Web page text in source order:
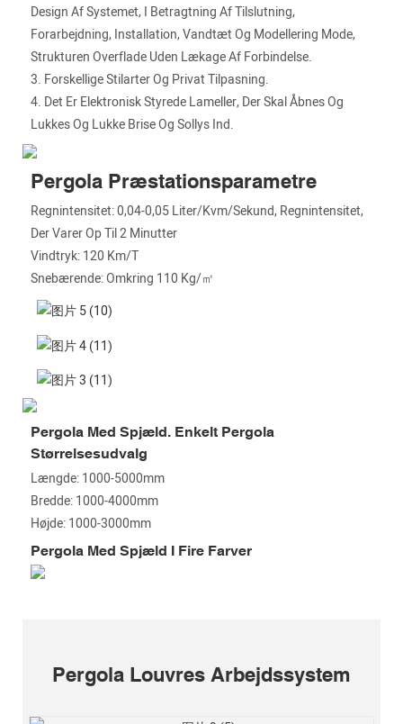
Design Af Systemet, I Betragtning Af Tilslutning,
Forarbejdning, Installation, Vandtæt Og Modellering Mode,
Strukturen Overflade Uden Lækage Af Forbindelse.
3. Forskellige Stilarter Og Privat Tilpasning.
4. Det Er Elektronisk Styrede Lameller, Der Skal Åbnes Og
Lukkes Og Lukke Brise Og Sollys Ind.
Pergola Præstationsparametre
Regnintensitet: 0,04-0,05 Liter/kvm/sekund, Regnintensitet,
Der Varer Op Til 2 Minutter
Vindtryk: 120 Km/t
Snebærende: Omkring 110 Kg/㎡
Pergola Med Spjæld. Enkelt Pergola
Størrelsesudvalg
Længde: 1000-5000mm
Bredde: 1000-4000mm
Højde: 1000-3000mm
Pergola Med Spjæld I Fire Farver
Pergola Louvres Arbejdssystem